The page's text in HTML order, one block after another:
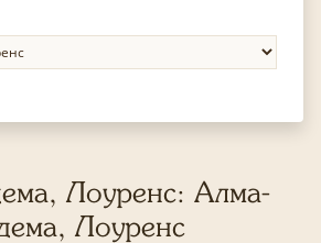
Лоуренс: Алма-
Лоуренс